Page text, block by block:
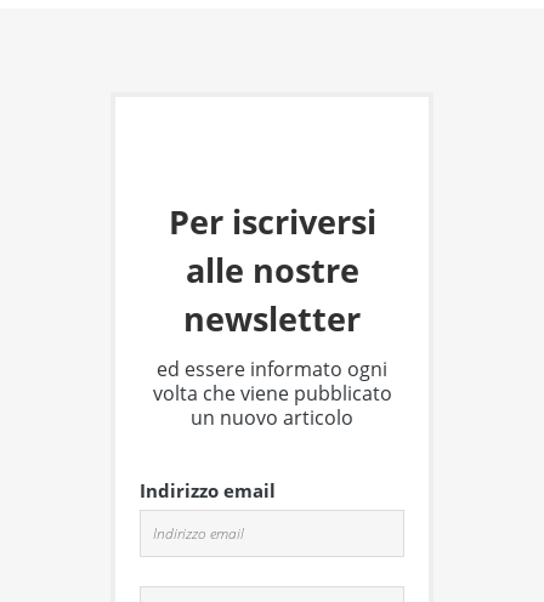
Per iscriversi
alle nostre
newsletter
ed essere informato ogni
volta che viene pubblicato
un nuovo articolo
Indirizzo email